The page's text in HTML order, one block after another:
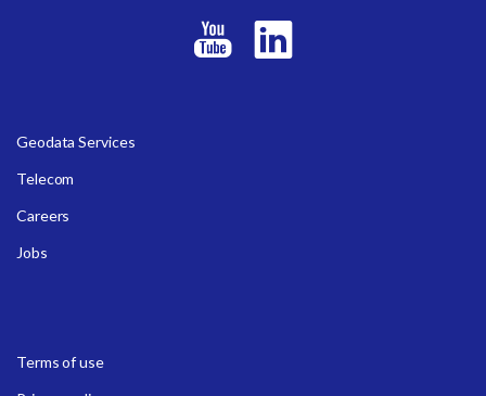
Geodata Services
Telecom
Careers
Jobs
Terms of use